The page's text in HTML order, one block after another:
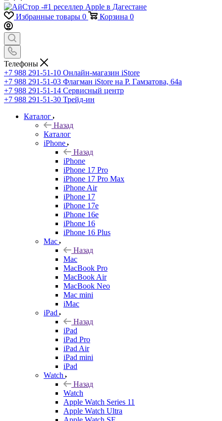
Избранные товары 0 Корзина 0
Телефоны
+7 988 291-51-10 Онлайн-магазин iStore
+7 988 291-51-03 Флагман iStore на Р. Гамзатова, 64а
+7 988 291-51-14 Сервисный центр
+7 988 291-51-30 Трейд-ин
Каталог
Назад
Каталог
iPhone
Назад
iPhone
iPhone 17 Pro
iPhone 17 Pro Max
iPhone Air
iPhone 17
iPhone 17e
iPhone 16e
iPhone 16
iPhone 16 Plus
Mac
Назад
Mac
MacBook Pro
MacBook Air
MacBook Neo
Mac mini
iMac
iPad
Назад
iPad
iPad Pro
iPad Air
iPad mini
iPad
Watch
Назад
Watch
Apple Watch Series 11
Apple Watch Ultra